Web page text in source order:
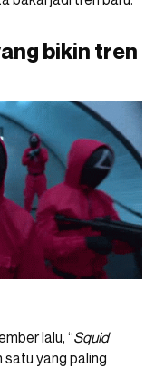
bikin tren
lalu, “Squid
satu yang paling